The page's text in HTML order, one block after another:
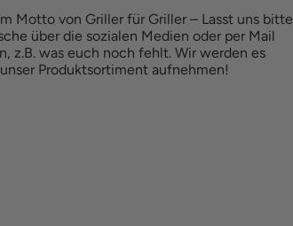
Motto von Griller für Griller – Lasst uns bitte
über die sozialen Medien oder per Mail
z.B. was euch noch fehlt. Wir werden es
Produktsortiment aufnehmen!